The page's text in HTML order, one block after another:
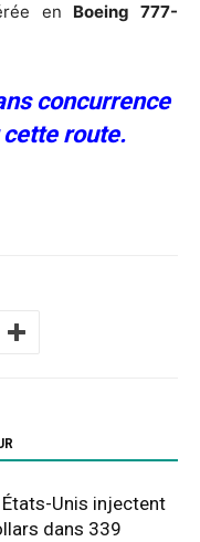
en Boeing 777-
concurrence
route.
Unis injectent
dans 339